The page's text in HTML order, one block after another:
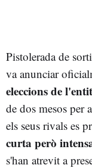
Pistolerada de
va anunciar
eleccions de
de dos mesos per
els seus rivals es
curta però
s'han atrevit a